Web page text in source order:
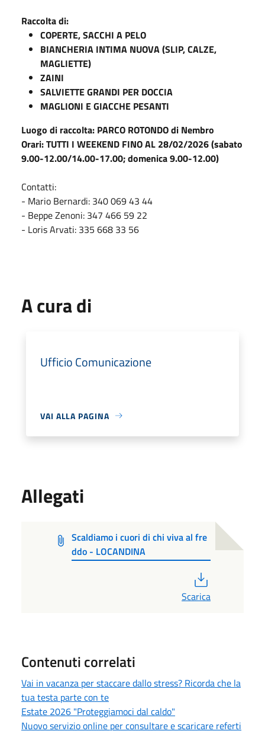
Raccolta di:
COPERTE, SACCHI A PELO
BIANCHERIA INTIMA NUOVA (SLIP, CALZE,
MAGLIETTE)
ZAINI
SALVIETTE GRANDI PER DOCCIA
MAGLIONI E GIACCHE PESANTI
Luogo di raccolta: PARCO ROTONDO di Nembro
Orari: TUTTI I WEEKEND FINO AL 28/02/2026 (sabato
9.00-12.00/14.00-17.00; domenica 9.00-12.00)
Contatti:
- Mario Bernardi: 340 069 43 44
- Beppe Zenoni: 347 466 59 22
- Loris Arvati: 335 668 33 56
A cura di
Ufficio Comunicazione
VAI ALLA PAGINA
Allegati
Scaldiamo i cuori di chi viva al fre
ddo - LOCANDINA
Scarica
Contenuti correlati
Vai in vacanza per staccare dallo stress? Ricorda che la
tua testa parte con te
Estate 2026 "Proteggiamoci dal caldo"
Nuovo servizio online per consultare e scaricare referti